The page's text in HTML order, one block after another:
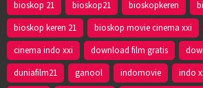
bioskop 21 bioskop21 bioskopkeren
bioskop keren 21
bioskop movie cinema xxi
cinema indo xxi
download film gratis
duniafilm21
ganool indomovie indo